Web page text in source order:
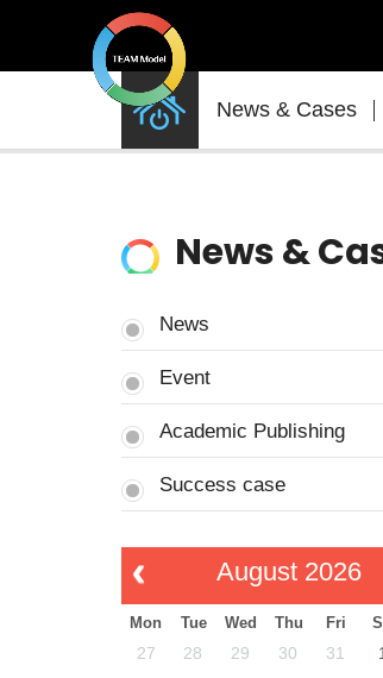
News & Cases
News &
News
Event
Academic Publishing
Success case
August 2026
Mon Tue Wed Thu Fri
27 28 29 30 31 1